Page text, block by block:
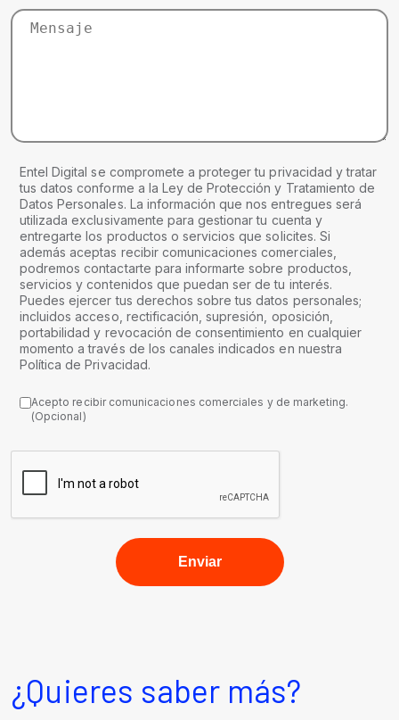
Entel Digital se compromete a proteger tu privacidad y tratar
tus datos conforme a la Ley de Protección y Tratamiento de
Datos Personales. La información que nos entregues será
utilizada exclusivamente para gestionar tu cuenta y
entregarte los productos o servicios que solicites. Si
además aceptas recibir comunicaciones comerciales,
podremos contactarte para informarte sobre productos,
servicios y contenidos que puedan ser de tu interés.
Puedes ejercer tus derechos sobre tus datos personales;
incluidos acceso, rectificación, supresión, oposición,
portabilidad y revocación de consentimiento en cualquier
momento a través de los canales indicados en nuestra
Política de Privacidad.
Acepto recibir comunicaciones comerciales y de marketing.
(Opcional)
¿Quieres saber más?